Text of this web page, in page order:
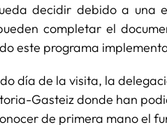
decidir debido a una
completar el
este programa
día de la visita, la
Gasteiz donde han
de primera mano el